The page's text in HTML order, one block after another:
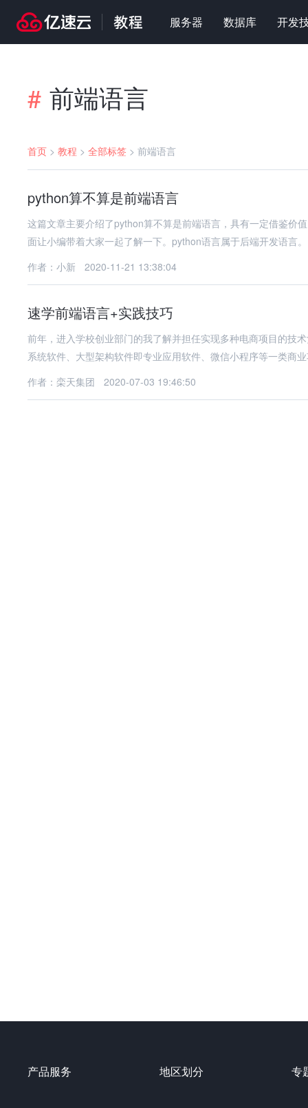
服务器 数据库 开发
# 前端语言
首页 > 教程 > 全部标签 > 前端语言
python算不算是前端语言
这篇文章主要介绍了python算不算是前端语言，具有一定借鉴价
面让小编带着大家一起了解一下。python语言属于后端开发语言
作者：小新
2020-11-21 13:38:04
速学前端语言+实践技巧
前年，进入学校创业部门的我了解并担任实现多种电商项目的技
系统软件、大型架构软件即专业应用软件、微信小程序等一类商
作者：栾天集团
2020-07-03 19:46:50
产品服务 地区划分 专